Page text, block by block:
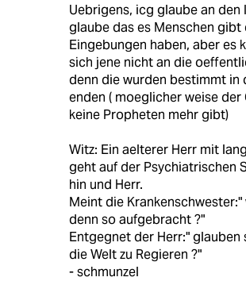
Uebrigens, icg glaube an den
glaube das es Menschen
Eingebungen haben, aber es
sich jene nicht an die
denn die wurden bestimmt in
enden ( moeglicher weise der
keine Propheten mehr gibt)
Witz: Ein aelterer Herr mit
geht auf der Psychiatrischen
hin und Herr.
Meint die
denn so aufgebracht ?"
Entgegnet der Herr:" glauben
die Welt zu Regieren ?"
- schmunzel